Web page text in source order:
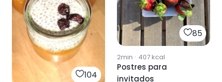
104
85
2min · 407kcal
Postres para
invitados